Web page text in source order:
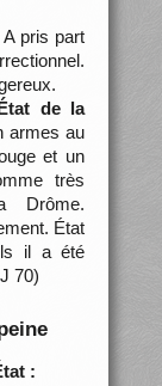
A pris part
de la
armes au
et un
très
Drôme.
État
il a été
70)
: